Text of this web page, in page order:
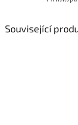
Související